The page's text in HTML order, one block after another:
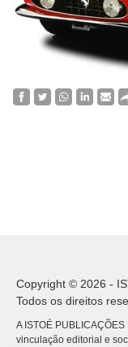
Copyright © 2026 -
Todos os direitos
A ISTOÉ
vinculação editorial e